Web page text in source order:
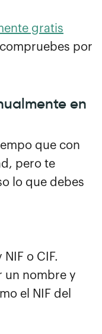
gratis
por
en
que con
pero te
lo que debes
o CIF.
un nombre y
el NIF del